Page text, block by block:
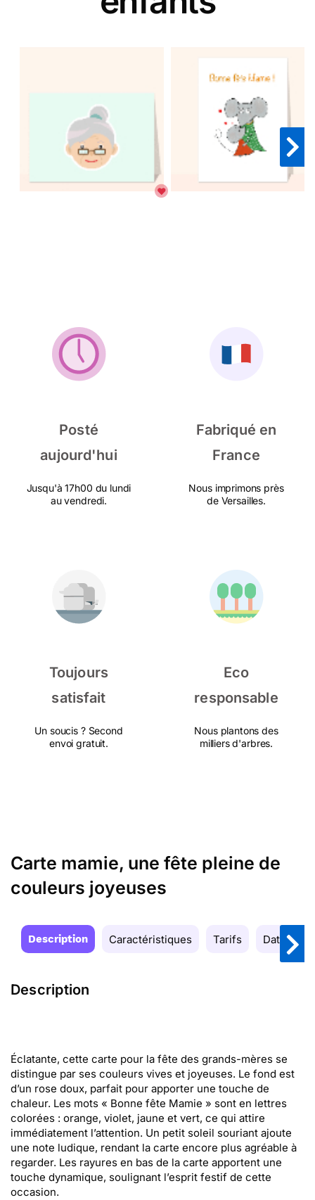
Posté
aujourd'hui
Jusqu'à 17h00 du lundi
au vendredi.
Fabriqué en
France
Nous imprimons près
de Versailles.
Toujours
satisfait
Un soucis ? Second
envoi gratuit.
Eco
responsable
Nous plantons des
milliers d'arbres.
Carte mamie, une fête pleine de
couleurs joyeuses
Description Caractéristiques Tarifs Date de
Description
Éclatante, cette carte pour la fête des grands-mères se
distingue par ses couleurs vives et joyeuses. Le fond est
d’un rose doux, parfait pour apporter une touche de
chaleur. Les mots « Bonne fête Mamie » sont en lettres
colorées : orange, violet, jaune et vert, ce qui attire
immédiatement l’attention. Un petit soleil souriant ajoute
une note ludique, rendant la carte encore plus agréable à
regarder. Les rayures en bas de la carte apportent une
touche dynamique, soulignant l’esprit festif de cette
occasion.